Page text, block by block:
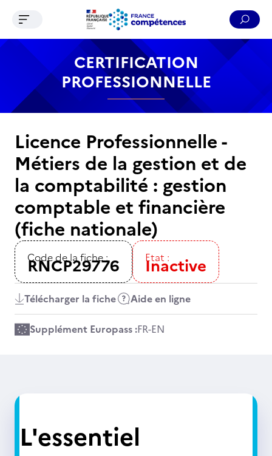
Contenu Recherche Menu Pied de page
Ouvrir le menu de navigation
CERTIFICATION
PROFESSIONNELLE
Licence Professionnelle -
Métiers de la gestion et de
la comptabilité : gestion
comptable et financière
(fiche nationale)
Code de la fiche :
RNCP29776 Etat :
Inactive
Télécharger la fiche Aide en ligne
Supplément Europass :FR-EN
L'essentiel